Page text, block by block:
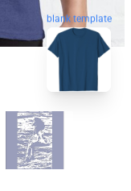
blank template